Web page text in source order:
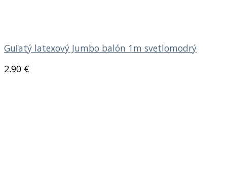
Guľatý latexový Jumbo balón 1m svetlomodrý
2.90 €